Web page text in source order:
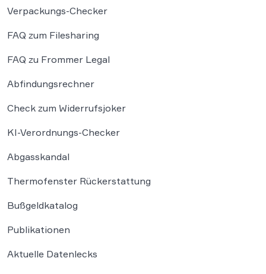
Verpackungs-Checker
FAQ zum Filesharing
FAQ zu Frommer Legal
Abfindungsrechner
Check zum Widerrufsjoker
KI-Verordnungs-Checker
Abgasskandal
Thermofenster Rückerstattung
Bußgeldkatalog
Publikationen
Aktuelle Datenlecks